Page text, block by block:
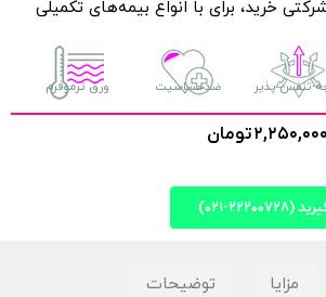
خرید، برای با انواع بیمه‌های تکمیلی
تنفس پذیر ضدحساسیت ورق ترموفرم
۲,۲۵۰,۰۰۰تومان
۰۲۱)
مزایا توضیحات